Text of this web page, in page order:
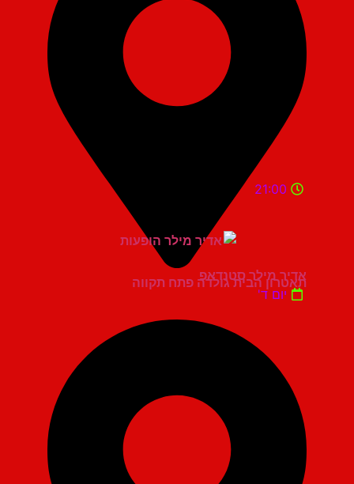
תאטרון הבית גולדה פתח תקווה
21:00
אדיר מילר סטנדאפ
יום ד'